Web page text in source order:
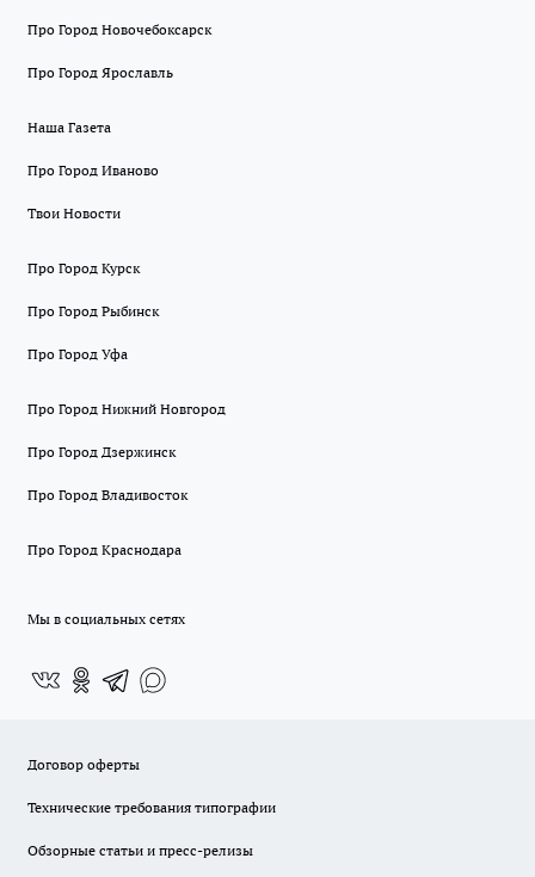
Про Город Новочебоксарск
Про Город Ярославль
Наша Газета
Про Город Иваново
Твои Новости
Про Город Курск
Про Город Рыбинск
Про Город Уфа
Про Город Нижний Новгород
Про Город Дзержинск
Про Город Владивосток
Про Город Краснодара
Мы в социальных сетях
Договор оферты
Технические требования типографии
Обзорные статьи и пресс-релизы